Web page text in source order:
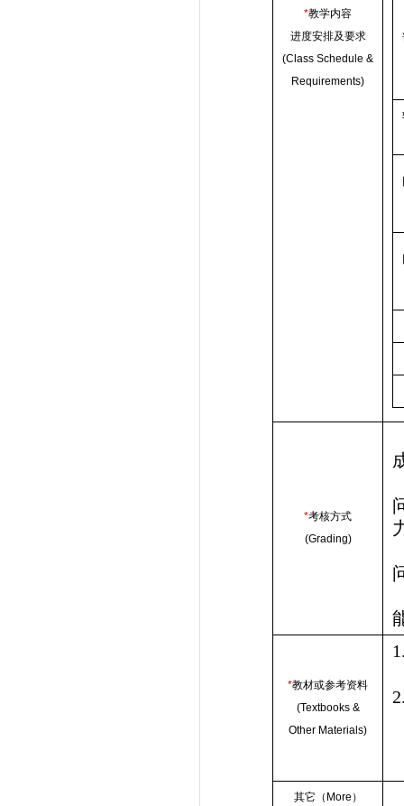
*教学内容
进度安排及要求
(Class Schedule &
Requirements)
*考核方式
(Grading)
*教材或参考资料
(Textbooks &
Other Materials)
其它（ More ）